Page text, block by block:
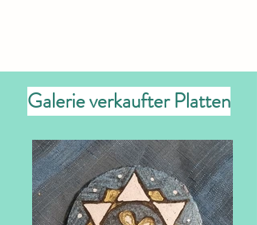
Galerie verkaufter Platten